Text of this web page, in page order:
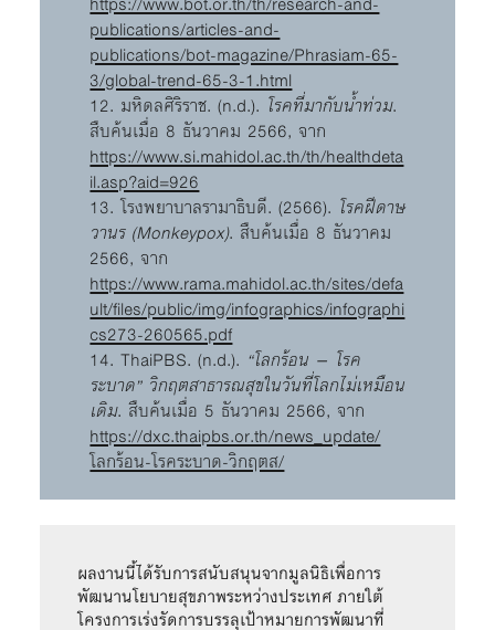
publications/articles-and-
publications/bot-magazine/Phrasiam-65-
3/global-trend-65-3-1.html
12. มหิดลศิริราช. (n.d.). โรคที่มากับน้ำท่วม.
สืบค้นเมื่อ 8 ธันวาคม 2566, จาก
https://www.si.mahidol.ac.th/th/healthdeta
il.asp?aid=926
13. โรงพยาบาลรามาธิบดี. (2566). โรคฝีดาษ
วานร (Monkeypox). สืบค้นเมื่อ 8 ธันวาคม
2566, จาก
https://www.rama.mahidol.ac.th/sites/defa
ult/files/public/img/infographics/infographi
cs273-260565.pdf
14. ThaiPBS. (n.d.). “โลกร้อน – โรค
ระบาด” วิกฤตสาธารณสุขในวันที่โลกไม่เหมือน
เดิม. สืบค้นเมื่อ 5 ธันวาคม 2566, จาก
https://dxc.thaipbs.or.th/news_update/
โลกร้อน-โรคระบาด-วิกฤตส/
ผลงานนี้ได้รับการสนับสนุนจากมูลนิธิเพื่อการ
พัฒนานโยบายสุขภาพระหว่างประเทศ ภายใต้
โครงการเร่งรัดการบรรลุเป้าหมายการพัฒนาที่